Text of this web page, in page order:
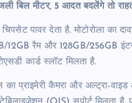
बिल मीटर, 5 आदत बदलेंगे तो
पावर देता है. मोटोरोला का
12GB रैम और 128GB/256GB
कार्ड स्लॉट मिलता है.
प्राइमेरी कैमरा और अल्ट्रा-